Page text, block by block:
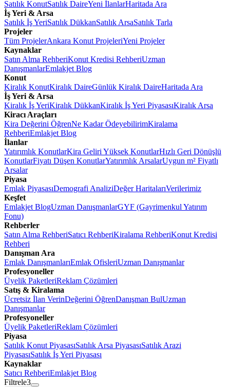
Satılık KonutSatılık DaireYeni İlanlarHaritada Ara
İş Yeri & Arsa
Satılık İş YeriSatılık DükkanSatılık ArsaSatılık Tarla
Projeler
Tüm ProjelerAnkara Konut ProjeleriYeni Projeler
Kaynaklar
Satın Alma RehberiKonut Kredisi RehberiUzman
DanışmanlarEmlakjet Blog
Konut
Kiralık KonutKiralık DaireGünlük Kiralık DaireHaritada Ara
İş Yeri & Arsa
Kiralık İş YeriKiralık DükkanKiralık İş Yeri PiyasasıKiralık Arsa
Kiracı Araçları
Kira Değerini ÖğrenNe Kadar ÖdeyebilirimKiralama
RehberiEmlakjet Blog
İlanlar
Yatırımlık KonutlarKira Geliri Yüksek KonutlarHızlı Geri Dönüşlü
KonutlarFiyatı Düşen KonutlarYatırımlık ArsalarUygun m² Fiyatlı
Arsalar
Piyasa
Emlak PiyasasıDemografi AnaliziDeğer HaritalarıVerilerimiz
Keşfet
Emlakjet BlogUzman DanışmanlarGYF (Gayrimenkul Yatırım
Fonu)
Rehberler
Satın Alma RehberiSatıcı RehberiKiralama RehberiKonut Kredisi
Rehberi
Danışman Ara
Emlak DanışmanlarıEmlak OfisleriUzman Danışmanlar
Profesyoneller
Üyelik PaketleriReklam Çözümleri
Satış & Kiralama
Ücretsiz İlan VerinDeğerini ÖğrenDanışman BulUzman
Danışmanlar
Profesyoneller
Üyelik PaketleriReklam Çözümleri
Piyasa
Satılık Konut PiyasasıSatılık Arsa PiyasasıSatılık Arazi
PiyasasıSatılık İş Yeri Piyasası
Kaynaklar
Satıcı RehberiEmlakjet Blog
Filtrele3